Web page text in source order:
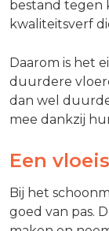
bestand tegen
kwaliteitsverf
Daarom is het
duurdere
dan wel
mee dankzij
Een
Bij het
goed van pas.